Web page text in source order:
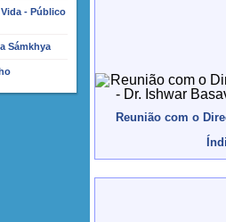
- Público
Sámkhya
Reunião com o